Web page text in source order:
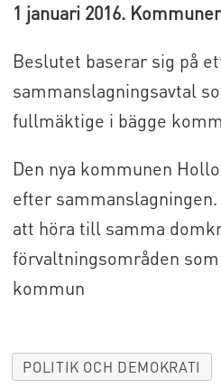
1 januari 2016.
Beslutet baserar sig på
sammanslagningsavtal
fullmäktige i bägge
Den nya kommunen
efter
att höra till samma
förvaltningsområden
kommun
POLITIK OCH DEMOKRATI